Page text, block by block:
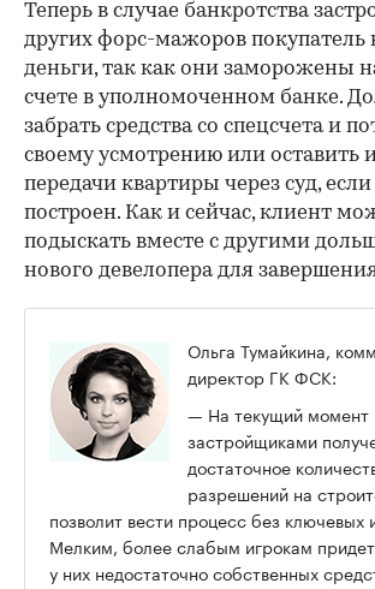
Теперь в случае банкротства
других форс-мажоров покупатель
деньги, так как они заморожены
счете в уполномоченном банке.
забрать средства со спецсчета и
своему усмотрению или оставить
передачи квартиры через суд,
построен. Как и сейчас, клиент
подыскать вместе с другими
нового девелопера для
Ольга Тумайкина,
директор ГК ФСК:
— На текущий момент
застройщиками
достаточное
разрешений на
позволит вести процесс без ключевых
Мелким, более слабым игрокам
у них недостаточно собственных